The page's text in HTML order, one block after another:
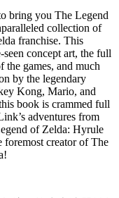
bring you The Legend
collection of
franchise. This
concept art, the full
games, and much
by the legendary
Kong, Mario, and
book is crammed full
adventures from
of Zelda: Hyrule
foremost creator of The